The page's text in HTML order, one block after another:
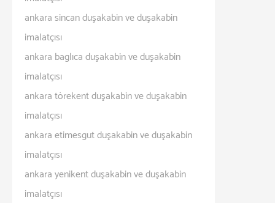
ankara sincan duşakabin ve duşakabin
imalatçısı
ankara baglıca duşakabin ve duşakabin
imalatçısı
ankara törekent duşakabin ve duşakabin
imalatçısı
ankara etimesgut duşakabin ve duşakabin
imalatçısı
ankara yenikent duşakabin ve duşakabin
imalatçısı